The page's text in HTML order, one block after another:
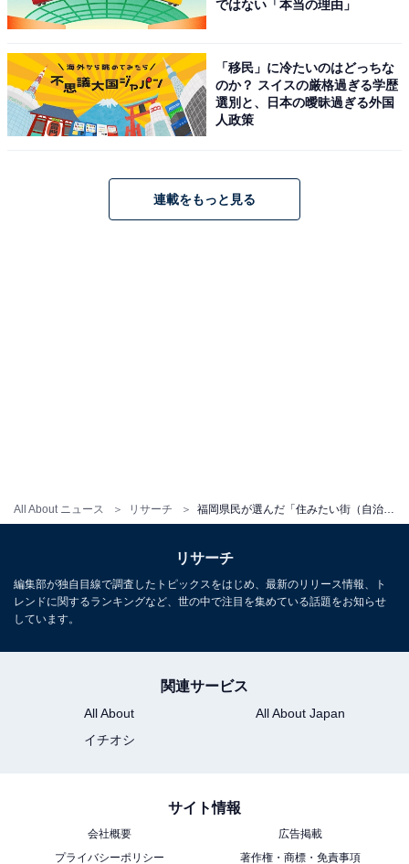
All About ニュース リサーチ 福岡県民が選んだ「住みたい街（自治体）」ランキング！ 2位「福岡市博多区」、1位は？【2025年調査】
ではない「本当の理由」
「移民」に冷たいのはどっちな
のか？ スイスの厳格過ぎる学歴
選別と、日本の曖昧過ぎる外国
人政策
連載をもっと見る
リサーチ
編集部が独自目線で調査したトピックスをはじめ、最新のリリース情報、ト
レンドに関するランキングなど、世の中で注目を集めている話題をお知らせ
しています。
関連サービス
All About
All About Japan
イチオシ
サイト情報
会社概要
広告掲載
プライバシーポリシー
著作権・商標・免責事項